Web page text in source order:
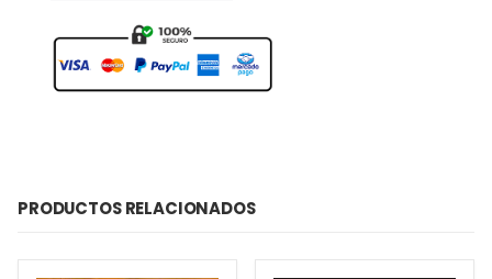
PRODUCTOS RELACIONADOS